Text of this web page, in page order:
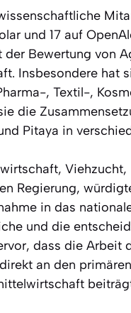
und 17 auf
Bewertung von
Insbesondere hat
, Textil-,
die
Pitaya in
Viehzucht,
Regierung,
in das
und die
dass die Arbeit
an den